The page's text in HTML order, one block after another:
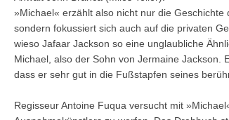
»Michael« erzählt also nicht nur die Geschichte
sondern fokussiert sich auch auf die privaten
wieso Jafaar Jackson so eine unglaubliche
Michael, also der Sohn von Jermaine Jackson.
dass er sehr gut in die Fußstapfen seines
Regisseur Antoine Fuqua versucht mit